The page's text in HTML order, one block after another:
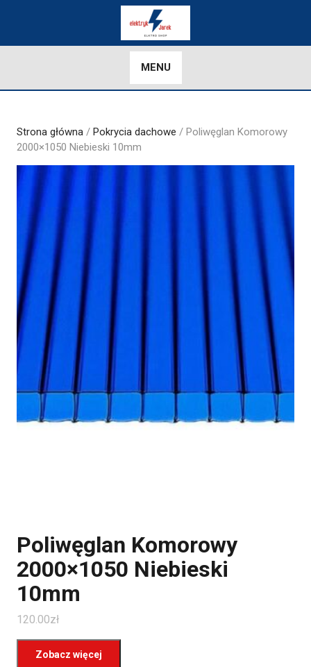
MENU
Strona główna / Pokrycia dachowe / Poliwęglan Komorowy
2000×1050 Niebieski 10mm
Poliwęglan Komorowy
2000×1050 Niebieski
10mm
120.00zł
Zobacz więcej